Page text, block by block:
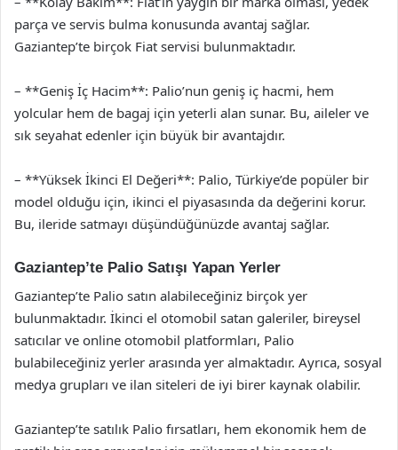
parça ve servis bulma konusunda avantaj sağlar.
Gaziantep’te birçok Fiat servisi bulunmaktadır.
– **Geniş İç Hacim**: Palio’nun geniş iç hacmi, hem
yolcular hem de bagaj için yeterli alan sunar. Bu, aileler ve
sık seyahat edenler için büyük bir avantajdır.
– **Yüksek İkinci El Değeri**: Palio, Türkiye’de popüler bir
model olduğu için, ikinci el piyasasında da değerini korur.
Bu, ileride satmayı düşündüğünüzde avantaj sağlar.
Gaziantep’te Palio Satışı Yapan Yerler
Gaziantep’te Palio satın alabileceğiniz birçok yer
bulunmaktadır. İkinci el otomobil satan galeriler, bireysel
satıcılar ve online otomobil platformları, Palio
bulabileceğiniz yerler arasında yer almaktadır. Ayrıca, sosyal
medya grupları ve ilan siteleri de iyi birer kaynak olabilir.
Gaziantep’te satılık Palio fırsatları, hem ekonomik hem de